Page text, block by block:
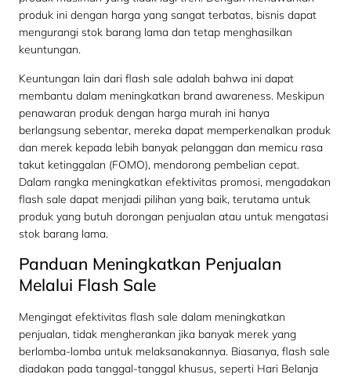
produk ini dengan harga yang sangat terbatas, bisnis dapat
mengurangi stok barang lama dan tetap menghasilkan
keuntungan.
Keuntungan lain dari flash sale adalah bahwa ini dapat
membantu dalam meningkatkan brand awareness. Meskipun
penawaran produk dengan harga murah ini hanya
berlangsung sebentar, mereka dapat memperkenalkan produk
dan merek kepada lebih banyak pelanggan dan memicu rasa
takut ketinggalan (FOMO), mendorong pembelian cepat.
Dalam rangka meningkatkan efektivitas promosi, mengadakan
flash sale dapat menjadi pilihan yang baik, terutama untuk
produk yang butuh dorongan penjualan atau untuk mengatasi
stok barang lama.
Panduan Meningkatkan Penjualan
Melalui Flash Sale
Mengingat efektivitas flash sale dalam meningkatkan
penjualan, tidak mengherankan jika banyak merek yang
berlomba-lomba untuk melaksanakannya. Biasanya, flash sale
diadakan pada tanggal-tanggal khusus, seperti Hari Belanja